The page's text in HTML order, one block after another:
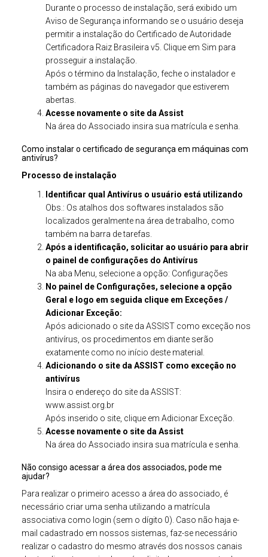
Durante o processo de instalação, será exibido um
Aviso de Segurança informando se o usuário deseja
permitir a instalação do Certificado de Autoridade
Certificadora Raiz Brasileira v5. Clique em Sim para
prosseguir a instalação.
Após o término da Instalação, feche o instalador e
também as páginas do navegador que estiverem
abertas.
Acesse novamente o site da Assist
Na área do Associado insira sua matrícula e senha.
Como instalar o certificado de segurança em máquinas com
antivírus?
Processo de instalação
Identificar qual Antivírus o usuário está utilizando
Obs.: Os atalhos dos softwares instalados são
localizados geralmente na área de trabalho, como
também na barra de tarefas.
Após a identificação, solicitar ao usuário para abrir
o painel de configurações do Antivírus
Na aba Menu, selecione a opção: Configurações
No painel de Configurações, selecione a opção
Geral e logo em seguida clique em Exceções /
Adicionar Exceção:
Após adicionado o site da ASSIST como exceção nos
antivírus, os procedimentos em diante serão
exatamente como no início deste material.
Adicionando o site da ASSIST como exceção no
antivírus
Insira o endereço do site da ASSIST:
www.assist.org.br
Após inserido o site, clique em Adicionar Exceção.
Acesse novamente o site da Assist
Na área do Associado insira sua matrícula e senha.
Não consigo acessar a área dos associados, pode me
ajudar?
Para realizar o primeiro acesso a área do associado, é
necessário criar uma senha utilizando a matrícula
associativa como login (sem o dígito 0). Caso não haja e-
mail cadastrado em nossos sistemas, faz-se necessário
realizar o cadastro do mesmo através dos nossos canais